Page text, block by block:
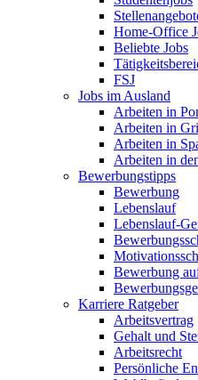
Home-Office
Beliebte Jobs
FSJ
Jobs im Ausland
Arbeiten in
Arbeiten in
Arbeiten in
Arbeiten in
Bewerbungstipps
Bewerbung
Lebenslauf
Lebenslauf-
Bewerbung
Karriere Ratgeber
Arbeitsvertrag
Gehalt und
Arbeitsrecht
Persönliche